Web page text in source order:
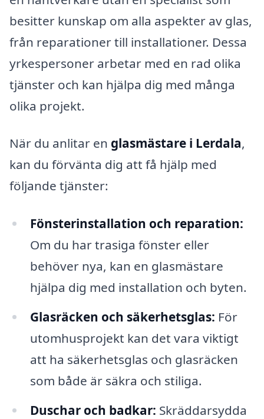
besitter kunskap om alla aspekter av glas,
från reparationer till installationer. Dessa
yrkespersoner arbetar med en rad olika
tjänster och kan hjälpa dig med många
olika projekt.
När du anlitar en glasmästare i Lerdala,
kan du förvänta dig att få hjälp med
följande tjänster:
Fönsterinstallation och reparation:
Om du har trasiga fönster eller
behöver nya, kan en glasmästare
hjälpa dig med installation och byten.
Glasräcken och säkerhetsglas: För
utomhusprojekt kan det vara viktigt
att ha säkerhetsglas och glasräcken
som både är säkra och stiliga.
Duschar och badkar: Skräddarsydda